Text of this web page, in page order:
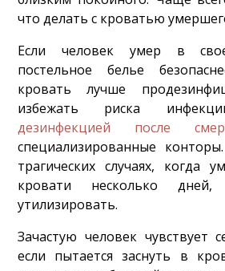
что делать с кроватью
Если человек умер в
постельное белье
кровать лучше
избежать риска
дезинфекцией после
специализированные
трагических случаях, когда
кровати несколько дней,
утилизировать.
Зачастую человек чувствует
если пытается заснуть в